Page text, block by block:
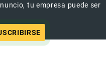
tu empresa puede ser